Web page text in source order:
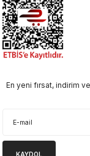
En yeni fırsat, indirim
KAYDOL